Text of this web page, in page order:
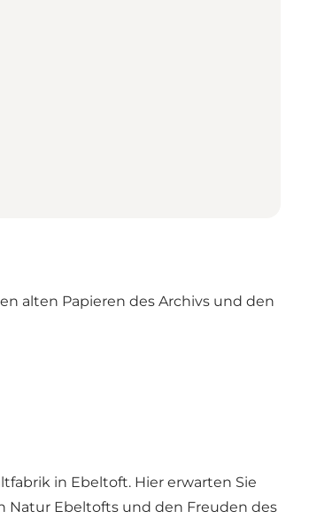
alten Papieren des Archivs und den
in Ebeltoft. Hier erwarten Sie
Natur Ebeltofts und den Freuden des